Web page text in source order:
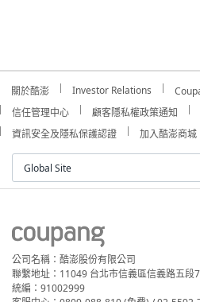
關於酷澎 Investor Relations
信任管理中心
顧客隱私權政策通知
資訊安全及隱私保護認證
加入酷澎商城
Global Site
公司名稱：酷澎股份有限公司
聯繫地址：11049 台北市信義區信義路五段
統編：91002999